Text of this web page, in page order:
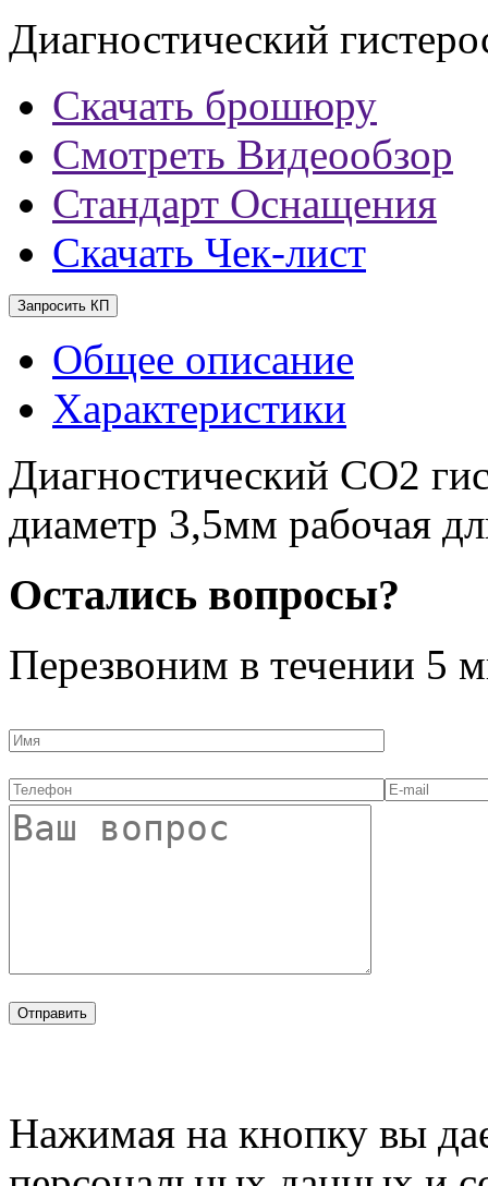
Диагностический
Скачать брошюру
Смотреть Видеообзор
Стандарт Оснащения
Скачать Чек-лист
Запросить КП
Общее описание
Характеристики
Диагностический СО2
диаметр 3,5мм рабочая
Остались вопросы?
Перезвоним в течении 5
Нажимая на кнопку вы